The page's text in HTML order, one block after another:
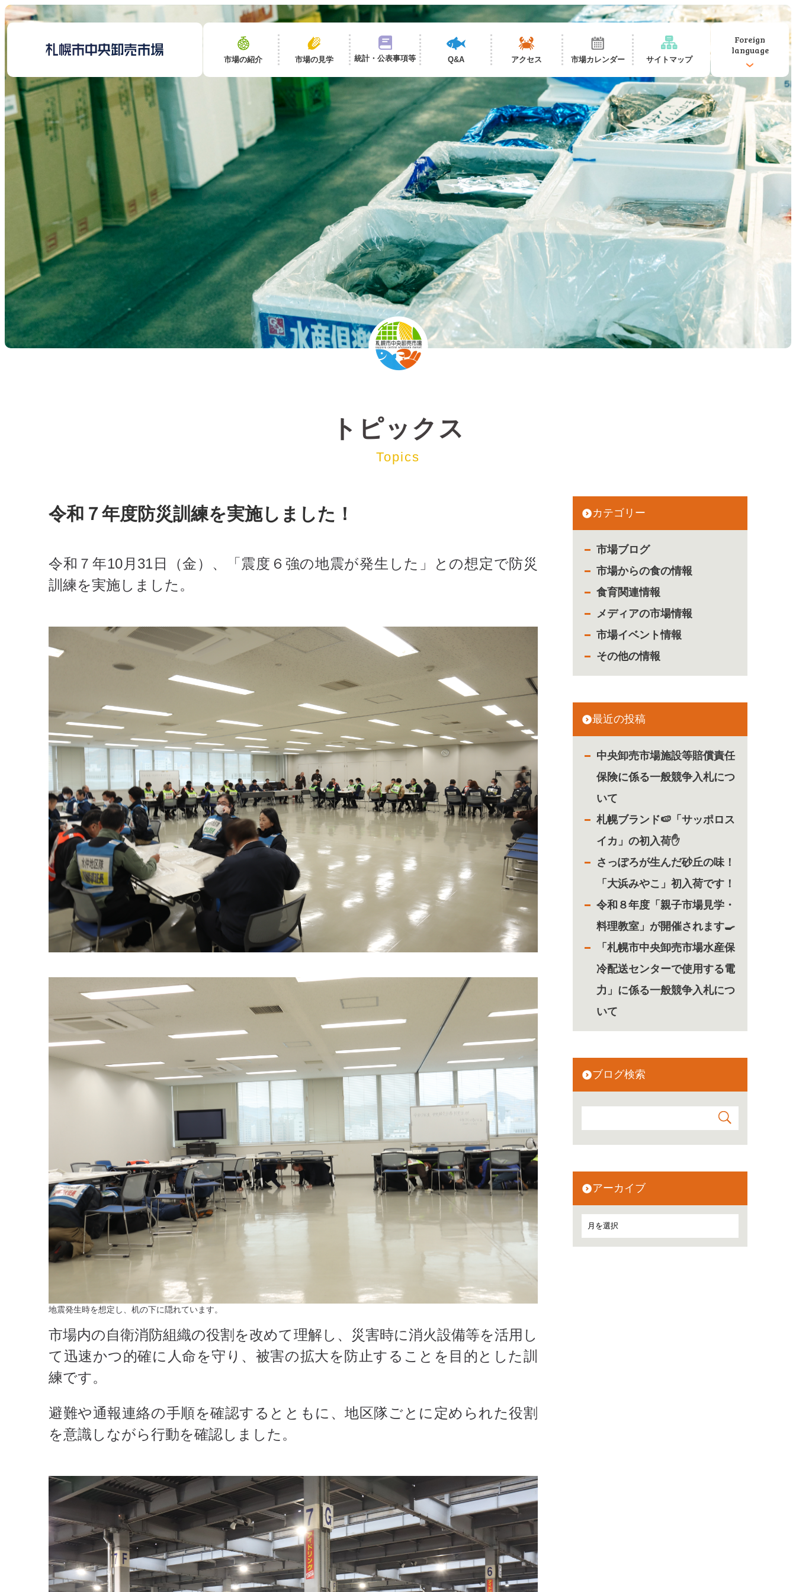
市場の紹介 市場の見学 統計・公表事項等 Q&A アクセス 市場カレンダー サイトマップ
Foreign
language
トピックス
Topics
カテゴリー
市場ブログ
市場からの食の情報
食育関連情報
メディアの市場情報
市場イベント情報
その他の情報
最近の投稿
中央卸売市場施設等賠償責任
保険に係る一般競争入札につ
いて
札幌ブランド🍉「サッポロス
イカ」の初入荷✋
さっぽろが生んだ砂丘の味！
「大浜みやこ」初入荷です！
令和８年度「親子市場見学・
料理教室」が開催されます🍳
「札幌市中央卸売市場水産保
冷配送センターで使用する電
力」に係る一般競争入札につ
いて
ブログ検索
アーカイブ
令和７年度防災訓練を実施しました！
令和７年10月31日（金）、「震度６強の地震が発生した」との想定で防災
訓練を実施しました。
地震発生時を想定し、机の下に隠れています。
市場内の自衛消防組織の役割を改めて理解し、災害時に消火設備等を活用し
て迅速かつ的確に人命を守り、被害の拡大を防止することを目的とした訓
練です。
避難や通報連絡の手順を確認するとともに、地区隊ごとに定められた役割
を意識しながら行動を確認しました。